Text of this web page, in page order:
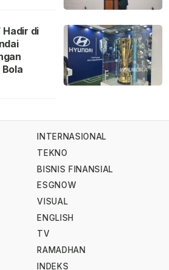
Hadir di
INTERNASIONAL
TEKNO
BISNIS FINANSIAL
ESGNOW
VISUAL
ENGLISH
TV
RAMADHAN
INDEKS